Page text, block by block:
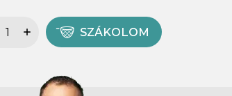
SZÁKOLOM